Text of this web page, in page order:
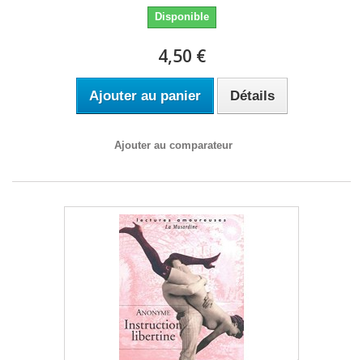
Disponible
4,50 €
Ajouter au panier Détails
Ajouter au comparateur